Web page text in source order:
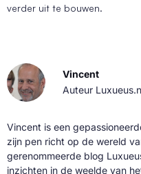
verder uit te bouwen.
Vincent
Auteur
Vincent is een
zijn pen richt op de wereld
gerenommeerde blog
inzichten in de weelde van